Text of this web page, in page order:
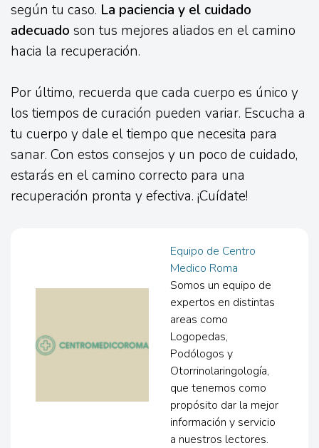
según tu caso. La paciencia y el cuidado
adecuado son tus mejores aliados en el camino
hacia la recuperación.
Por último, recuerda que cada cuerpo es único y
los tiempos de curación pueden variar. Escucha a
tu cuerpo y dale el tiempo que necesita para
sanar. Con estos consejos y un poco de cuidado,
estarás en el camino correcto para una
recuperación pronta y efectiva. ¡Cuídate!
Equipo de Centro
Medico Roma
Somos un equipo de
expertos en distintas
areas como
Logopedas,
Podólogos y
Otorrinolaringología,
que tenemos como
propósito dar la mejor
información y servicio
a nuestros lectores.